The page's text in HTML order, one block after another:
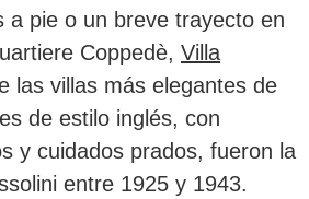
a pie o un breve trayecto en
Coppedè, Villa
las villas más elegantes de
de estilo inglés, con
y cuidados prados, fueron la
entre 1925 y 1943.